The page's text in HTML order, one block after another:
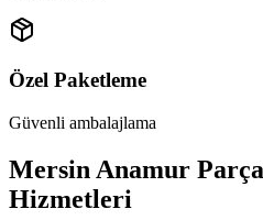
Özel Paketleme
Güvenli ambalajlama
Mersin Anamur Parça
Hizmetleri